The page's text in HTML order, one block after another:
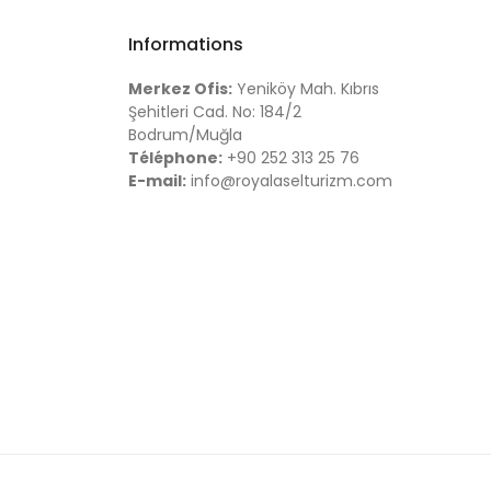
Informations
Merkez Ofis: Yeniköy Mah. Kıbrıs
Şehitleri Cad. No: 184/2
Bodrum/Muğla
Téléphone: +90 252 313 25 76
E-mail: info@royalaselturizm.com